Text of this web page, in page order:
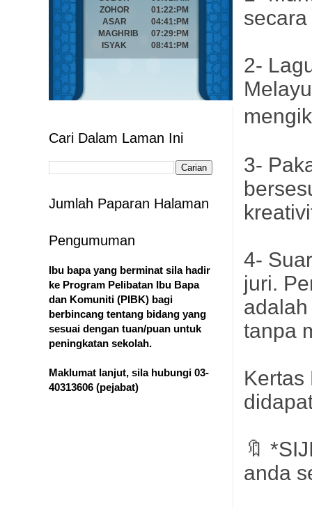
2-
3-
4-
juri.
tanpa
Kertas
🔖
anda
Cari Dalam Laman Ini
Jumlah Paparan Halaman
Pengumuman
Ibu bapa yang berminat sila hadir
ke Program Pelibatan Ibu Bapa
dan Komuniti (PIBK) bagi
berbincang tentang bidang yang
sesuai dengan tuan/puan untuk
peningkatan sekolah.
Maklumat lanjut, sila hubungi 03-
40313606 (pejabat)